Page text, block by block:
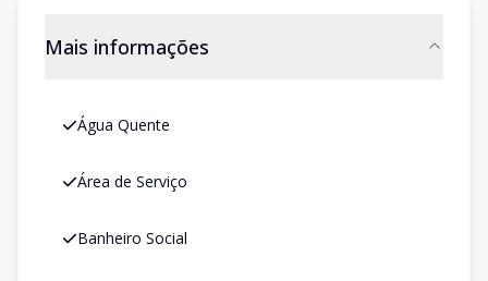
Mais informações
Água Quente
Área de Serviço
Banheiro Social